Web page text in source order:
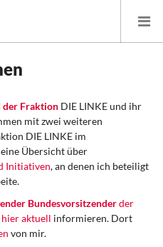
der Fraktion DIE LINKE und ihr
mit zwei weiteren
DIE LINKE im
Übersicht über
Initiativen, an denen ich beteiligt
Bundesvorsitzenderder
hier aktuell informieren. Dort
von mir.